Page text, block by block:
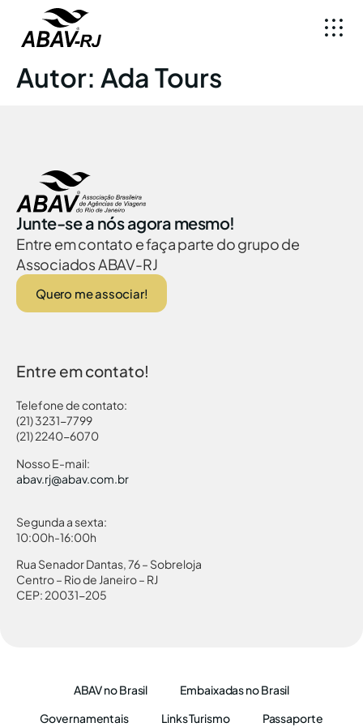
Autor: Ada Tours
Junte-se a nós agora mesmo!
Entre em contato e faça parte do grupo de
Associados ABAV-RJ
Quero me associar!
Entre em contato!
Telefone de contato:
(21) 3231-7799
(21) 2240-6070
Nosso E-mail:
abav.rj@abav.com.br
Segunda a sexta:
10:00h-16:00h
Rua Senador Dantas, 76 – Sobreloja
Centro – Rio de Janeiro – RJ
CEP: 20031-205
ABAV no Brasil
Embaixadas no Brasil
Governamentais
Links Turismo Passaporte